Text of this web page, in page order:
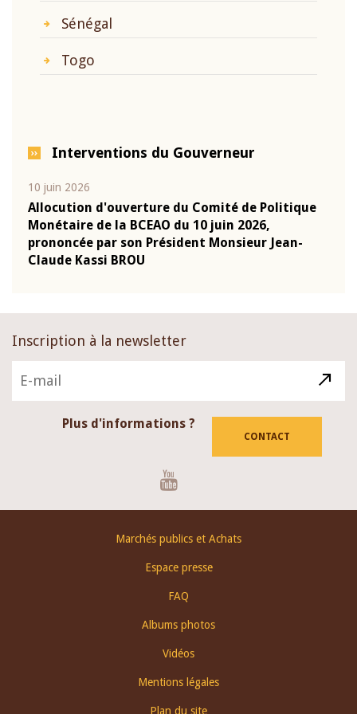
Sénégal
Togo
Interventions du Gouverneur
10 juin 2026
Allocution d'ouverture du Comité de Politique
Monétaire de la BCEAO du 10 juin 2026,
prononcée par son Président Monsieur Jean-
Claude Kassi BROU
Inscription à la newsletter
Plus d'informations ?
CONTACT
Marchés publics et Achats
Espace presse
FAQ
Albums photos
Vidéos
Mentions légales
Plan du site